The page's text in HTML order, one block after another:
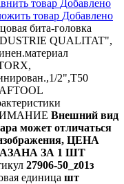
товар Добавлено
товар Добавлено
бита-головка
QUALITAT",
2",Т50
Внешний вид
может отличаться
ЦЕНА
ЗА 1 ШТ
27906-50_z01з
единица шт